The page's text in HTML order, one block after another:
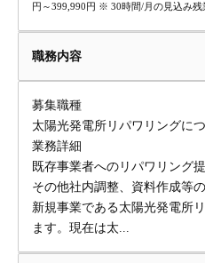
円～399,990円 ※ 30時間/月の見込み
職務内容
募集職種
太陽光発電所リパワリングに
業務詳細
既存事業者へのリパワリング
その他社内調整、資料作成等
新規事業である太陽光発電所
ます。現在は太...